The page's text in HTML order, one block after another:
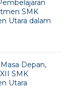
SMK
Utara dalam
Depan,
SMK
Utara